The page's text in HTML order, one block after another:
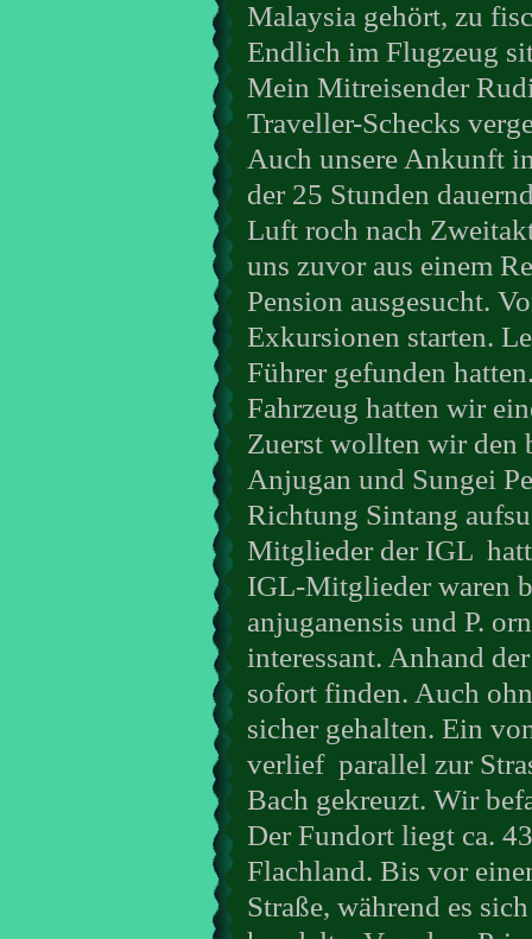
Malaysia gehört, zu
Endlich im Flugzeug
Mein Mitreisender
Traveller-Schecks
Auch unsere Ankunft
der 25 Stunden
Luft roch nach
uns zuvor aus einem
Pension ausgesucht.
Exkursionen starten.
Führer gefunden
Fahrzeug hatten wir
Zuerst wollten wir den
Anjugan und Sungei
Richtung Sintang
Mitglieder der IGL
IGL-Mitglieder waren
anjuganensis und P.
interessant. Anhand
sofort finden. Auch
sicher gehalten. Ein
verlief parallel zur
Bach gekreuzt. Wir
Der Fundort liegt ca.
Flachland. Bis vor
Straße, während es